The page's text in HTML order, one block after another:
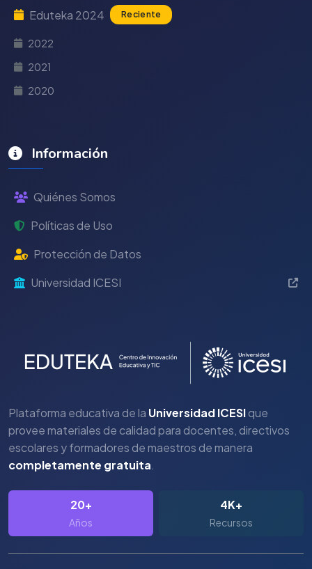
Eduteka 2024 Reciente
2022
2021
2020
Información
Quiénes Somos
Políticas de Uso
Protección de Datos
Universidad ICESI
Plataforma educativa de la Universidad ICESIque
provee materiales de calidad para docentes, directivos
escolares y formadores de maestros de manera
completamente gratuita.
20+
Años
4K+
Recursos